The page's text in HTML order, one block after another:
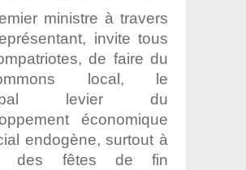
ministre à travers
invite tous
de faire du
local, le
levier du
économique
endogène, surtout à
des fêtes de fin